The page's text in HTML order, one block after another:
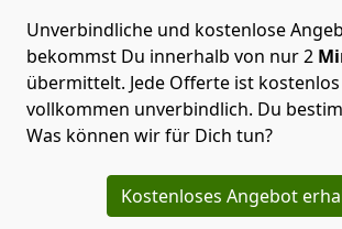
Unverbindliche und kostenlose
bekommst Du innerhalb von nur2
übermittelt. Jede Offerte ist
vollkommen unverbindlich. Du
Was können wir für Dich tun?
Kostenloses Angebot